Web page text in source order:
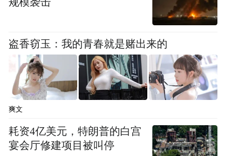
盗香窃玉：我的青春就是赌出来的
爽文
耗资4亿美元，特朗普的白宫
宴会厅修建项目被叫停